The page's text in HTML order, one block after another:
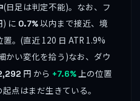
(日足は判定不能)。なお、フ
) に 0.7%以内まで接近、境
。(直近 120 日 ATR 1.9%
かい変化を拾う)なお、ダウ
円 から +7.6%上の位置
点はまだ生きている。